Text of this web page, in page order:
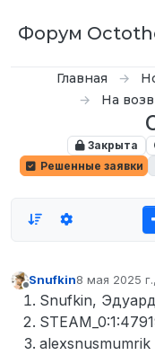
Форум
Главная
На
Закрыта
Решенные заявки
Не в сети
Snufkin8 мая 2025
Snufkin,
alexsnusmumrik